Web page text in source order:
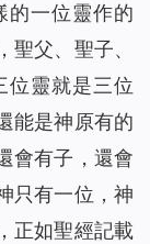
的一位靈作的
父、聖子、
位靈就是三位
能是神原有的
會有子，還會
只有一位，神
正如聖經記載